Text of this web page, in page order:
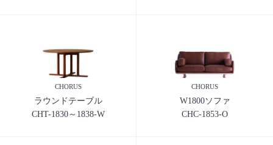
CHORUS
ラウンドテーブル
CHT-1830～1838-W
CHORUS
W1800ソファ
CHC-1853-O